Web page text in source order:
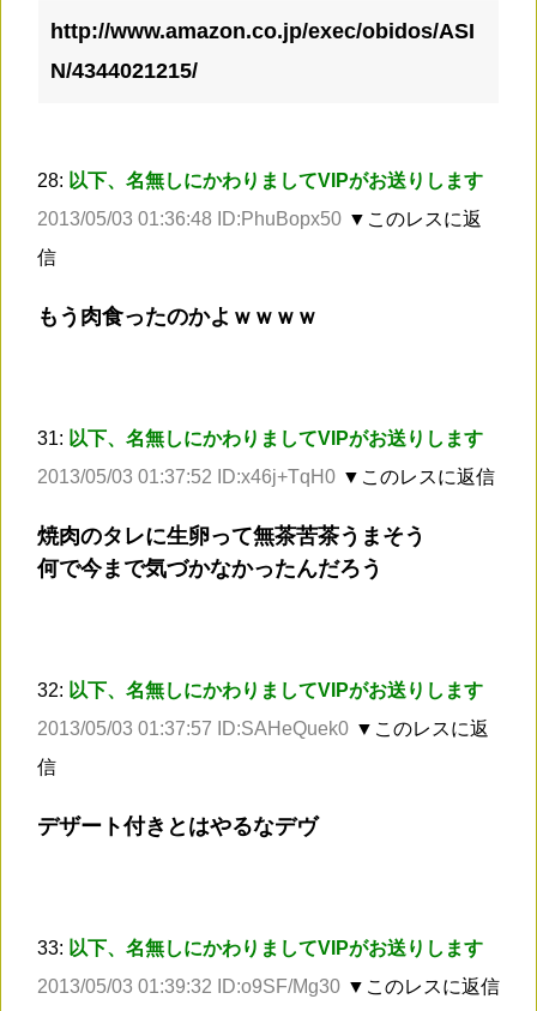
http://www.amazon.co.jp/exec/obidos/ASI
N/4344021215/
28: 以下、名無しにかわりましてVIPがお送りします
2013/05/03 01:36:48 ID:PhuBopx50 ▼このレスに返
信
もう肉食ったのかよｗｗｗｗ
31: 以下、名無しにかわりましてVIPがお送りします
2013/05/03 01:37:52 ID:x46j+TqH0 ▼このレスに返信
焼肉のタレに生卵って無茶苦茶うまそう
何で今まで気づかなかったんだろう
32: 以下、名無しにかわりましてVIPがお送りします
2013/05/03 01:37:57 ID:SAHeQuek0 ▼このレスに返
信
デザート付きとはやるなデヴ
33: 以下、名無しにかわりましてVIPがお送りします
2013/05/03 01:39:32 ID:o9SF/Mg30 ▼このレスに返信